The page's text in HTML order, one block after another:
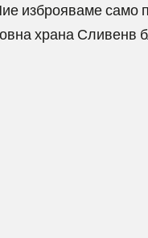
изброяваме само
храна Сливенв